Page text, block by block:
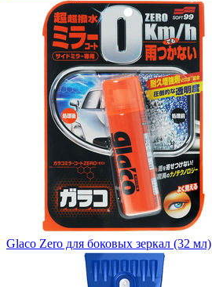
Glaco Zero для боковых зеркал (32 мл)